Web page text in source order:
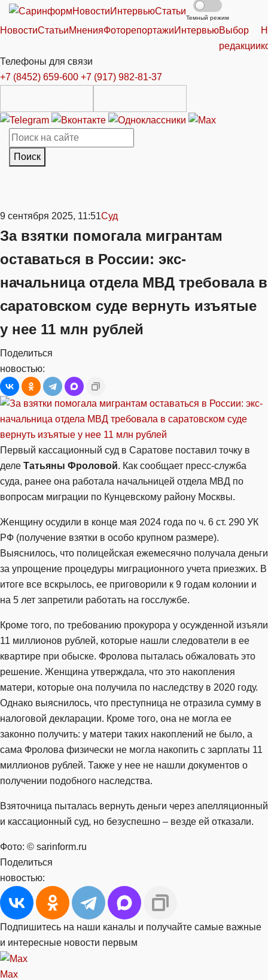
НовостиИнтервьюСтатьи
Темный режим
НовостиСтатьиМненияФоторепортажиИнтервьюВыбор
редакции
Телефоны для связи
+7 (8452) 659-600 +7 (917) 982-81-37
Поиск
9 сентября 2025, 11:51Суд
За взятки помогала мигрантам
оставаться в России: экс-
начальница отдела МВД требовала в
саратовском суде вернуть изъятые
у нее 11 млн рублей
Поделиться
новостью:
Первый кассационный суд в Саратове поставил точку в
деле Татьяны Фроловой. Как сообщает пресс-служба
суда, ранее она работала начальницей отдела МВД по
вопросам миграции по Кунцевскому району Москвы.
Женщину осудили в конце мая 2024 года по ч. 6 ст. 290 УК
РФ (получение взятки в особо крупном размере).
Выяснилось, что полицейская ежемесячно получала деньги
за упрощение процедуры миграционного учета приезжих. В
итоге все вскрылось, ее приговорили к 9 годам колонии и
на 5 лет запретили работать на госслужбе.
Кроме того, по требованию прокурора у осужденной изъяли
11 миллионов рублей, которые нашли следователи в ее
квартире при обыске. Фролова пыталась обжаловать это
решение. Женщина утверждала, что это накопления
матери, которые она получила по наследству в 2020 году.
Однако выяснилось, что преступница не отразила сумму в
налоговой декларации. Кроме того, она не могла ее
законно получить: у матери таких накоплений не было, а
сама Фролова физически не могла накопить с зарплаты 11
миллионов рублей. Также у нее не нашли документов о
получении подобного наследства.
Взяточница пыталась вернуть деньги через апелляционный
и кассационный суд, но безуспешно – везде ей отказали.
Фото: © sarinform.ru
Поделиться
новостью:
Подпишитесь на наши каналы и получайте самые важные
и интересные новости первым
Max